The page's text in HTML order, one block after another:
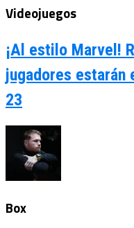
Videojuegos
¡Al estilo Marvel!
jugadores estarán
23
Box